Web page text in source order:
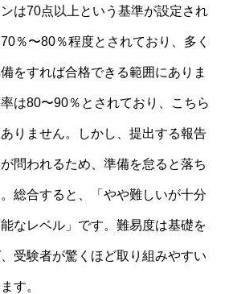
は70点以上という基準が設定され
％〜80％程度とされており、多く
をすれば合格できる範囲にありま
は80〜90％とされており、こちら
りません。しかし、提出する報告
問われるため、準備を怠ると落ち
総合すると、「やや難しいが十分
なレベル」です。難易度は基礎を
受験者が驚くほど取り組みやすい
す。